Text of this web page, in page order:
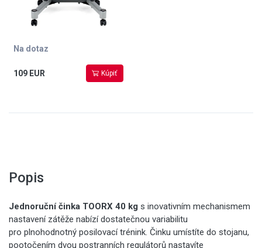
Na dotaz
109 EUR Kúpiť
Popis
Jednoruční činka TOORX 40 kg s inovativním mechanismem
nastavení zátěže nabízí dostatečnou variabilitu
pro plnohodnotný posilovací trénink. Činku umístíte do stojanu,
pootočením dvou postranních regulátorů nastavíte